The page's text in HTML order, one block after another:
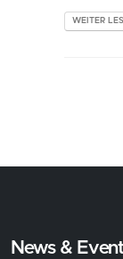
WEITER
News &